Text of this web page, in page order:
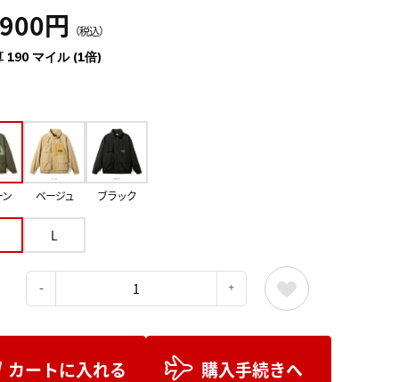
円 （税込）
190 マイル (1倍)
ベージュ ブラック
L
カートに入れる 購入手続きへ